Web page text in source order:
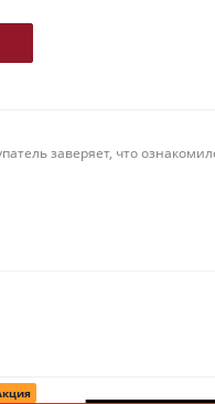
заверяет, что